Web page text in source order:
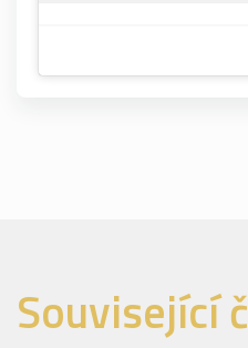
Související